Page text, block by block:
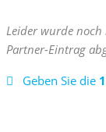
Leider wurde
Partner-Eintrag
Geben Sie die